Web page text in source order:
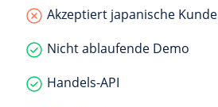
Akzeptiert japanische
Nicht ablaufende Demo
Handels-API